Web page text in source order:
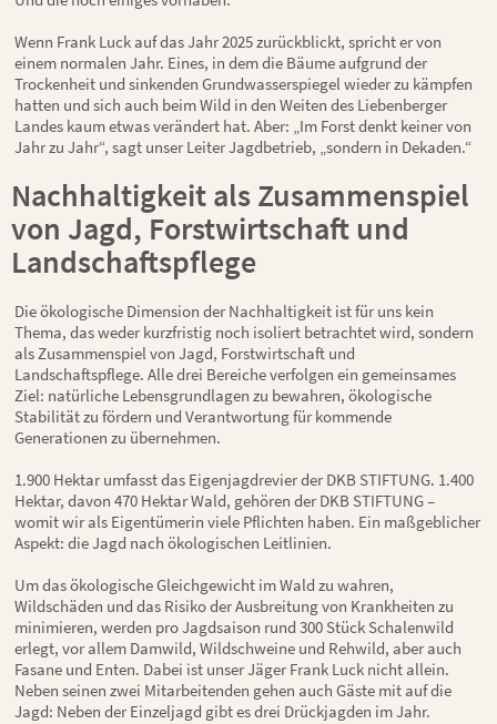
Wenn Frank Luck auf das Jahr 2025 zurückblickt, spricht er von
einem normalen Jahr. Eines, in dem die Bäume aufgrund der
Trockenheit und sinkenden Grundwasserspiegel wieder zu kämpfen
hatten und sich auch beim Wild in den Weiten des Liebenberger
Landes kaum etwas verändert hat. Aber: „Im Forst denkt keiner von
Jahr zu Jahr“, sagt unser Leiter Jagdbetrieb, „sondern in Dekaden.“
Nachhaltigkeit als Zusammenspiel
von Jagd, Forstwirtschaft und
Landschaftspflege
Die ökologische Dimension der Nachhaltigkeit ist für uns kein
Thema, das weder kurzfristig noch isoliert betrachtet wird, sondern
als Zusammenspiel von Jagd, Forstwirtschaft und
Landschaftspflege. Alle drei Bereiche verfolgen ein gemeinsames
Ziel: natürliche Lebensgrundlagen zu bewahren, ökologische
Stabilität zu fördern und Verantwortung für kommende
Generationen zu übernehmen.
1.900 Hektar umfasst das Eigenjagdrevier der DKB STIFTUNG. 1.400
Hektar, davon 470 Hektar Wald, gehören der DKB STIFTUNG –
womit wir als Eigentümerin viele Pflichten haben. Ein maßgeblicher
Aspekt: die Jagd nach ökologischen Leitlinien.
Um das ökologische Gleichgewicht im Wald zu wahren,
Wildschäden und das Risiko der Ausbreitung von Krankheiten zu
minimieren, werden pro Jagdsaison rund 300 Stück Schalenwild
erlegt, vor allem Damwild, Wildschweine und Rehwild, aber auch
Fasane und Enten. Dabei ist unser Jäger Frank Luck nicht allein.
Neben seinen zwei Mitarbeitenden gehen auch Gäste mit auf die
Jagd: Neben der Einzeljagd gibt es drei Drückjagden im Jahr.